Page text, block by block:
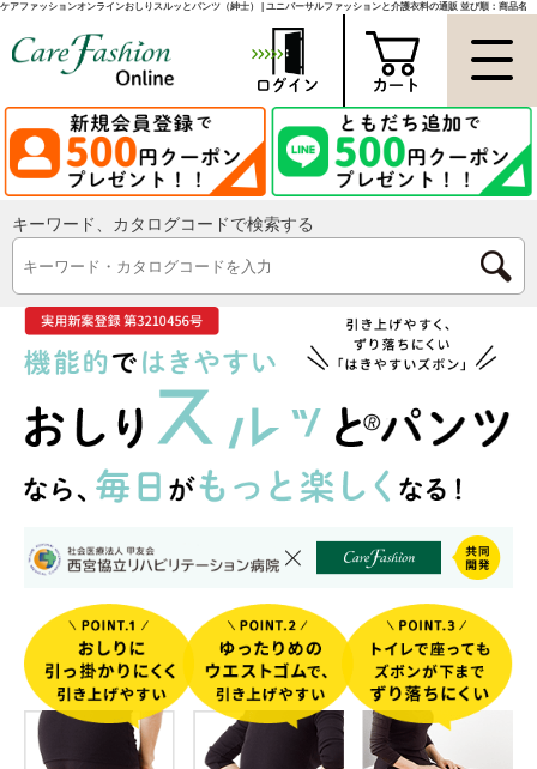
ケアファッションオンラインおしりスルッとパンツ（紳士） | ユニバーサルファッションと介護衣料の通販 並び順：商品名
キーワード、カタログコードで検索する